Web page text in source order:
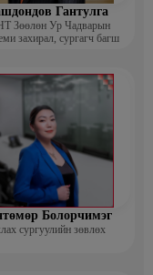
Гантулга
Зөөлөн Ур Чадварын
захирал, сургагч багш
Болорчимэг
сургуулийн зөвлөх